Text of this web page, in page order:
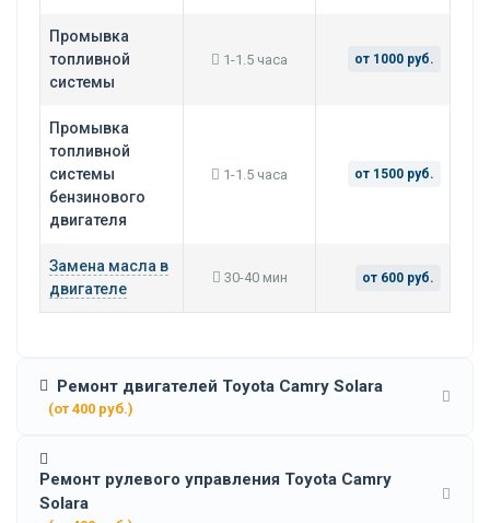
Промывка
топливной
системы
1-1.5 часа от 1000 руб.
Промывка
топливной
системы
бензинового
двигателя
1-1.5 часа от 1500 руб.
Замена масла в
двигателе
30-40 мин от 600 руб.
Ремонт двигателей Toyota Camry Solara
(от 400 руб.)
Ремонт рулевого управления Toyota Camry
Solara